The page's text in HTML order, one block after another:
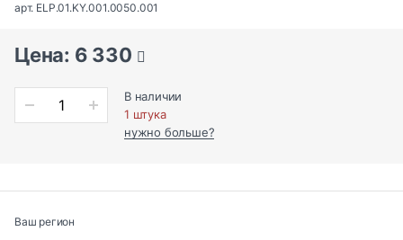
арт. ELP.01.KY.001.0050.001
Цена: 6 330
В наличии
1 штука
нужно больше?
Ваш регион